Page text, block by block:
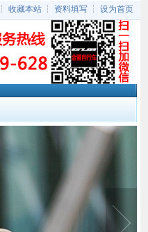
┆ 收藏本站 ┆ 资料填写 ┆ 设为首页